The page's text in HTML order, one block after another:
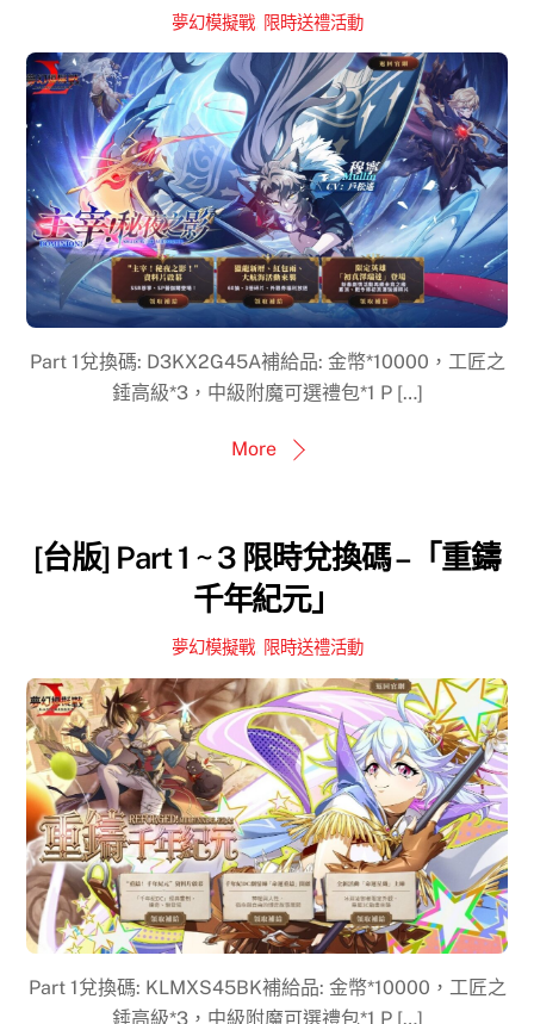
夢幻模擬戰, 限時送禮活動
Part 1兌換碼: D3KX2G45A補給品: 金幣*10000，工匠之
錘高級*3，中級附魔可選禮包*1 P […]
More
[台版] Part 1 ~ 3 限時兌換碼 –「重鑄
千年紀元」
夢幻模擬戰, 限時送禮活動
Part 1兌換碼: KLMXS45BK補給品: 金幣*10000，工匠之
錘高級*3，中級附魔可選禮包*1 P […]